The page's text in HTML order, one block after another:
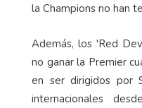
la Champions no han
Además, los 'Red
no ganar la Premier
en ser dirigidos por
internacionales